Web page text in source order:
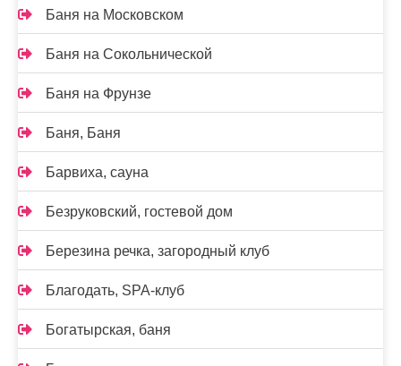
Баня на Московском
Баня на Сокольнической
Баня на Фрунзе
Баня, Баня
Барвиха, сауна
Безруковский, гостевой дом
Березина речка, загородный клуб
Благодать, SPA-клуб
Богатырская, баня